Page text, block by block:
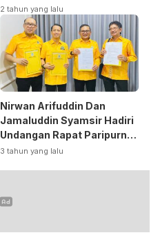
Ambil Formulir Bakal Calon
Bupati ke PKB
2 tahun yang lalu
Nirwan Arifuddin Dan
Jamaluddin Syamsir Hadiri
Undangan Rapat Paripurna
DPP Partai
3 tahun yang lalu